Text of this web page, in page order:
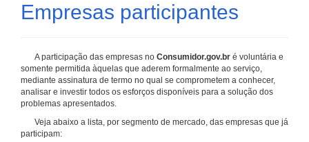
Empresas participantes
A participação das empresas no Consumidor.gov.br é voluntária e
somente permitida àquelas que aderem formalmente ao serviço,
mediante assinatura de termo no qual se comprometem a conhecer,
analisar e investir todos os esforços disponíveis para a solução dos
problemas apresentados.
Veja abaixo a lista, por segmento de mercado, das empresas que já
participam: